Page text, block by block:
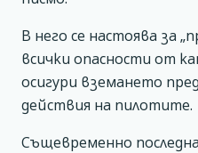
В него се настоява за
всички опасности от
осигури вземането
действия на пилотите.
Същевременно